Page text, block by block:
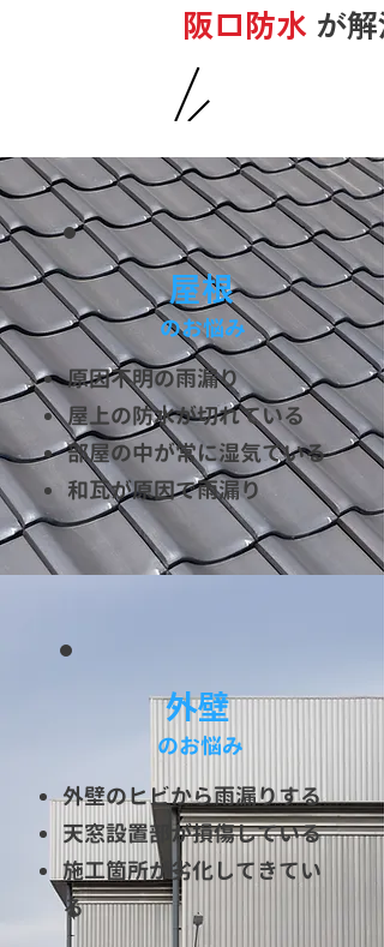
阪口防水 が解
​屋根
​のお悩み​
原因不明の雨漏り
屋上の防水が切れている
部屋の中が常に湿気ている
和瓦が原因で雨漏り
​外壁
​のお悩み​
外壁のヒビから雨漏りする
天窓設置部が損傷している
施工箇所が劣化してきてい
る